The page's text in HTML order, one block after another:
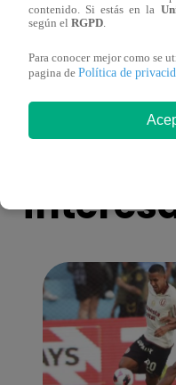
salario presidencial se
contenido. Si estás en la
según el RGPD.
Para conocer mejor como se
pagina de Política de